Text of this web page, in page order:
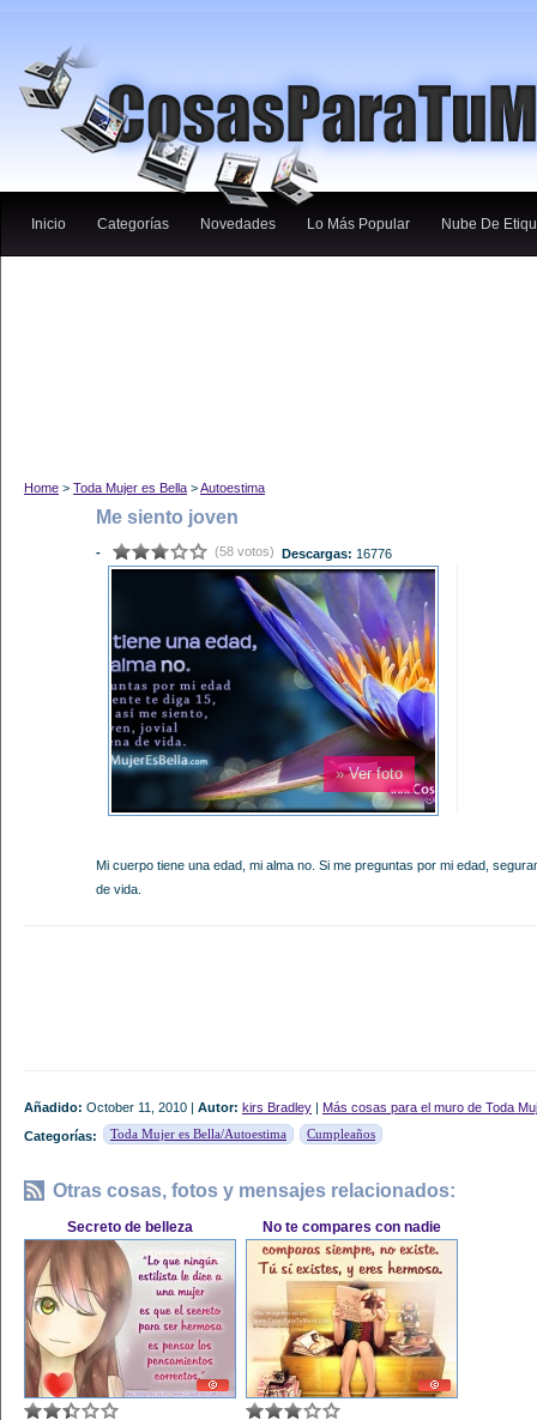
Inicio Categorías Novedades Lo Más Popular Nube De
Home > Toda Mujer es Bella >Autoestima
Me siento joven
- (58 votos) Descargas: 16776
» Ver foto
Mi cuerpo tiene una edad, mi alma no. Si me preguntas por mi edad,
de vida.
Añadido: October 11, 2010 | Autor: kirs Bradley | Más cosas para el muro de Toda
Categorías:
Toda Mujer es Bella/Autoestima Cumpleaños
Otras cosas, fotos y mensajes relacionados:
Secreto de belleza No te compares con nadie